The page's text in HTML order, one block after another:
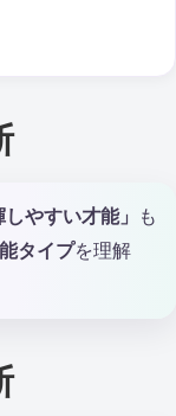
やすい才能」
も
タイプを理解